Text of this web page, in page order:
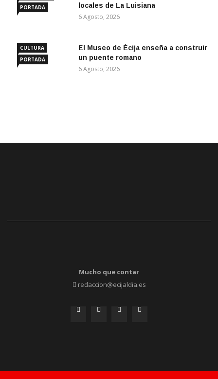
PORTADA
locales de La Luisiana
6 Agosto, 2026
CULTURA
PORTADA
El Museo de Écija enseña a construir
un puente romano
6 Agosto, 2026
Mucho que contar
redaccion@ecijaldia.es